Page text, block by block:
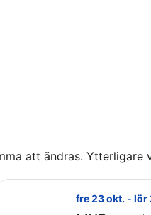
att ändras. Ytterligare
till Dep. L. E. Magalh.
fre 23 okt. - lör
Välj flyg med